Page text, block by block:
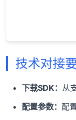
技术对接
下载SDK： 从
配置参数： 配